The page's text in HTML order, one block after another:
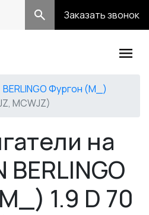
Заказать звонок
BERLINGO Фургон (M_)
MCWJZ)
на
BERLINGO
1.9 D 70